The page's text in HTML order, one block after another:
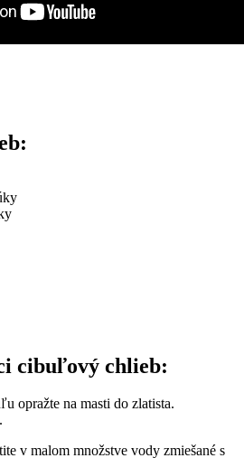
cibuľový chlieb:
opražte na masti do zlatista.
v malom množstve vody zmiešané s